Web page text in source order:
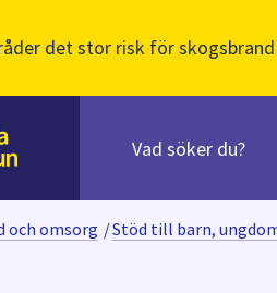
det stor risk för
innehåll
När
och omsorg /Stöd till barn,